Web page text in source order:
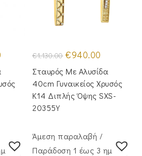
είναι:
€1,165.00.
€1,130.00 Original
price
was:
€1,130.00.
€940.00
τιμή
είναι:
€940.00.
Σταυρός Με Αλυσίδα
40cm Γυναικείος Χρυσός
Κ14 Διπλής Όψης SXS-
20355Y
Άμεση παραλαβή /
Παράδoση 1 έως 3 ημέρες